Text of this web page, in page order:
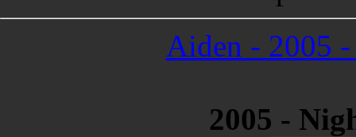
Aiden - 2005
2005 -